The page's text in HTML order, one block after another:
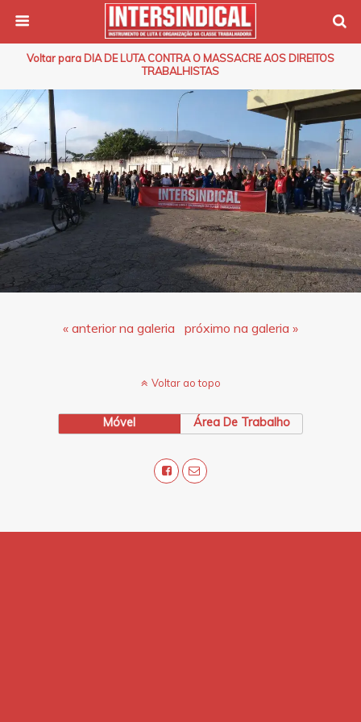
Voltar para DIA DE LUTA CONTRA O MASSACRE AOS DIREITOS
TRABALHISTAS
« anterior na galeria próximo na galeria »
Voltar ao topo
Móvel Área De Trabalho